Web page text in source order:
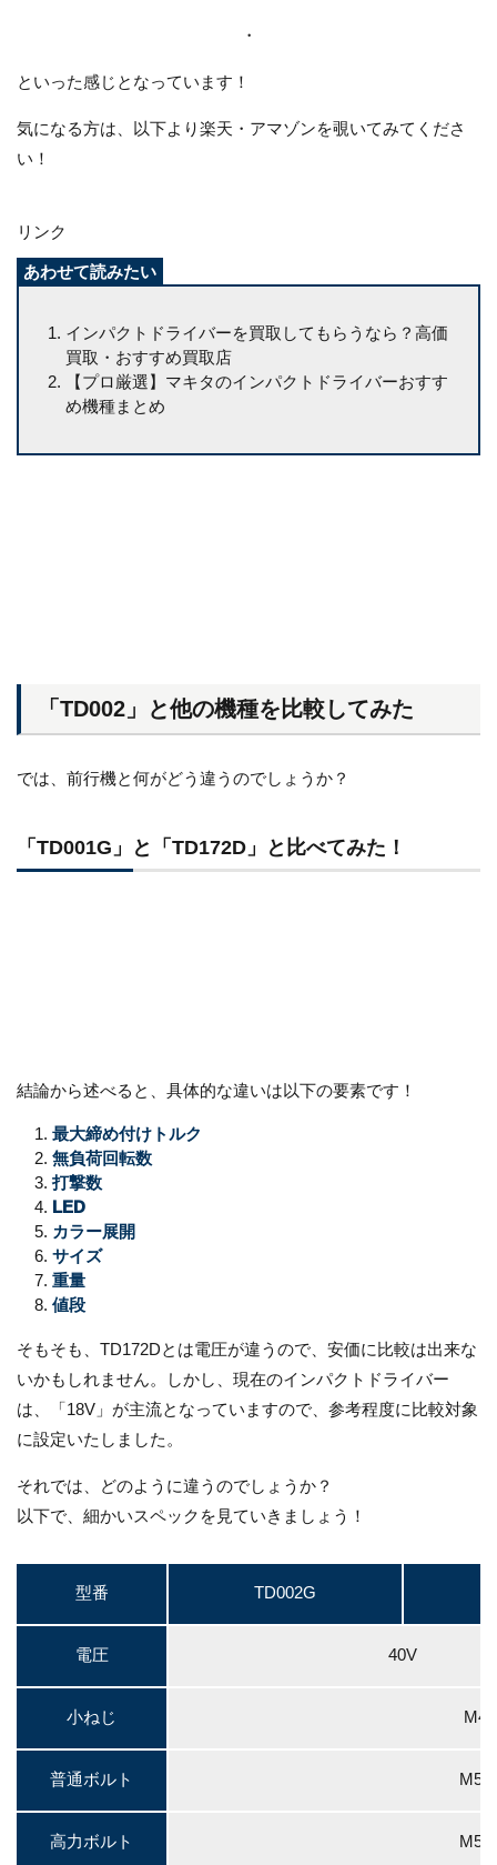
・
といった感じとなっています！
気になる方は、以下より楽天・アマゾンを覗いてみてくださ
い！
リンク
インパクトドライバーを買取してもらうなら？高価
買取・おすすめ買取店
【プロ厳選】マキタのインパクトドライバーおすす
め機種まとめ
「TD002」と他の機種を比較してみた
では、前行機と何がどう違うのでしょうか？
「TD001G」と「TD172D」と比べてみた！
結論から述べると、具体的な違いは以下の要素です！
最大締め付けトルク
無負荷回転数
打撃数
LED
カラー展開
サイズ
重量
値段
そもそも、TD172Dとは電圧が違うので、安価に比較は出来な
いかもしれません。しかし、現在のインパクトドライバー
は、「18V」が主流となっていますので、参考程度に比較対象
に設定いたしました。
それでは、どのように違うのでしょうか？
以下で、細かいスペックを見ていきましょう！
型番 TD002G
電圧 40V
小ねじ M4
普通ボルト M5
高力ボルト M5